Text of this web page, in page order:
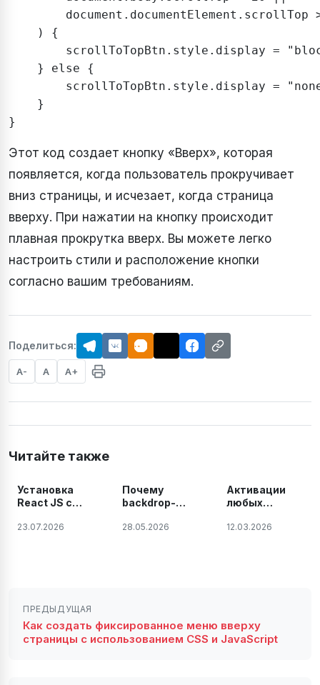
document.documentElement.scrollTop
    ) {
scrollToTopBtn.style.display =
    } else {
scrollToTopBtn.style.display =
    }
Этот код создает кнопку «Вверх», которая
появляется, когда пользователь прокручивает
вниз страницы, и исчезает, когда страница
вверху. При нажатии на кнопку происходит
плавная прокрутка вверх. Вы можете легко
настроить стили и расположение кнопки
согласно вашим требованиям.
Поделиться:
A- A A+
Читайте также
Установка
React JS с
23.07.2026
Почему
backdrop-
работает в
28.05.2026
Активации
любых
плагинов
12.03.2026
ПРЕДЫДУЩАЯ
Как создать фиксированное меню вверху
страницы с использованием CSS и JavaScript